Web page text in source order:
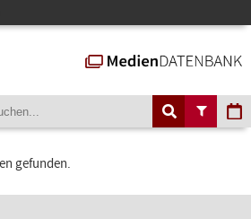
gefunden.